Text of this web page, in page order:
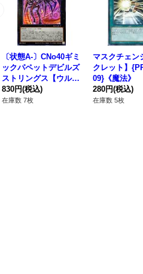
〔状態A-〕CNo40ギミ
ックパペットデビルズ
ストリングス【ウルト
ラ】{NCF1-JP117}
《エクシーズ》
830円(税込)
在庫数 7枚
マスクチェン
クレット】
09}《魔法》
280円(税込)
在庫数 5枚